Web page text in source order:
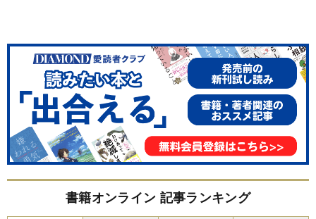
書籍オンライン 記事ランキング